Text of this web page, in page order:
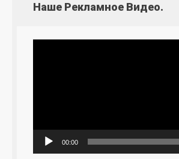
Наше Рекламное Видео.
00:00